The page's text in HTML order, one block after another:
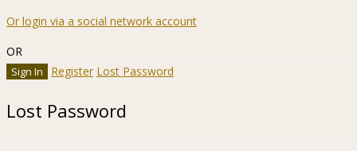
Or login via a social network account
OR
Register Lost Password
Lost Password